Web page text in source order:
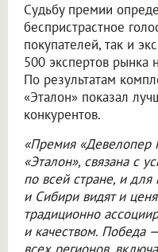
Судьбу премии
беспристрастное
покупателей, так и
500 экспертов рынка
По результатам
«Эталон» показал
конкурентов.
«Премия «Девелопер
«Эталон», связана с
по всей стране, и
и Сибири видят и
традиционно
и качеством. Победа